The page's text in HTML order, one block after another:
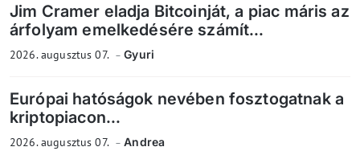
Jim Cramer eladja Bitcoinját, a piac máris az
árfolyam emelkedésére számít...
2026. augusztus 07. Gyuri
Európai hatóságok nevében fosztogatnak a
kriptopiacon...
2026. augusztus 07. Andrea